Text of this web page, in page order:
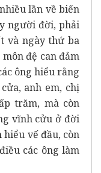
lần về biến
người đời, phải
và ngày thứ ba
đệ can đảm
ông hiểu rằng
anh em, chị
trăm, mà còn
vĩnh cửu ở đời
hiểu vế đầu, còn
các ông làm